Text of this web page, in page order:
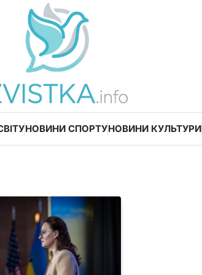
НОВИНИ СПОРТУНОВИНИ КУЛЬТУРИ